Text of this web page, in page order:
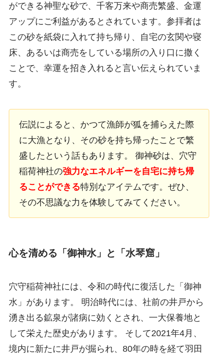
ができる神聖な砂で、千客万来や商売繁盛、金運
アップにご利益があるとされています。参拝者は
この砂を紙袋に入れて持ち帰り、自宅の玄関や寝
床、あるいは商売をしている場所の入り口に撒く
ことで、幸運を招き入れると言い伝えられていま
す。
伝説によると、かつて漁師が狐を捕らえた際
に大漁となり、その砂を持ち帰ったことで繁
盛したという話もあります。 御神砂は、穴守
稲荷神社の強力なエネルギーを自宅に持ち帰
ることができる特別なアイテムです。ぜひ、
その不思議な力を体験してみてください。
心を清める「御神水」と「水琴窟」
穴守稲荷神社には、令和の時代に復活した「御神
水」があります。 明治時代には、社前の井戸から
湧き出る鉱泉が諸病に効くとされ、一大保養地と
して栄えた歴史があります。 そして2021年4月、
境内に新たに井戸が掘られ、80年の時を経て羽田